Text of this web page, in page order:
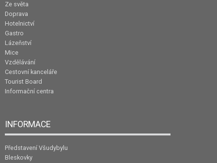
Ze světa
Doprava
Hotelnictví
Gastro
Lázeňství
Mice
Vzdělávání
Cestovní kanceláře
Tourist Board
Informační centra
INFORMACE
Představení Všudybylu
Bleskovky